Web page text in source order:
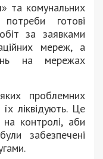
та комунальних
готові
за заявками
мереж, а
на мережах
проблемних
ліквідують. Це
контролі, аби
забезпечені